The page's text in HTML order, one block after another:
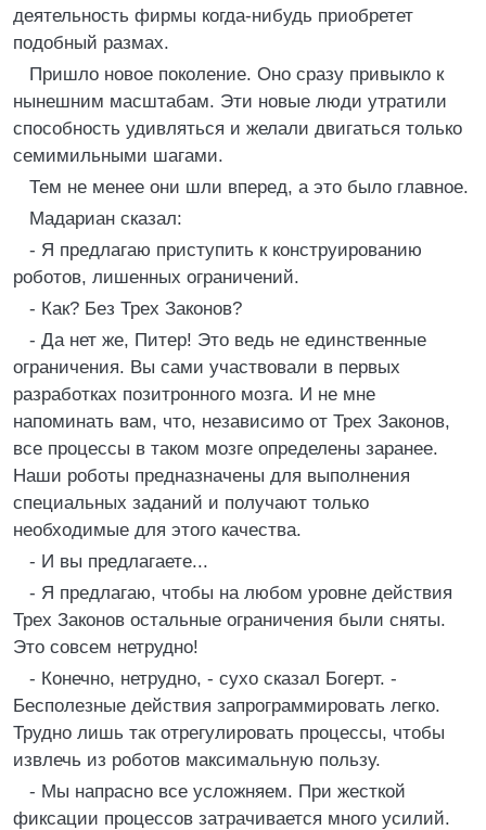
деятельность фирмы когда-нибудь приобретет
подобный размах.
Пришло новое поколение. Оно сразу привыкло к
нынешним масштабам. Эти новые люди утратили
способность удивляться и желали двигаться только
семимильными шагами.
Тем не менее они шли вперед, а это было главное.
Мадариан сказал:
- Я предлагаю приступить к конструированию
роботов, лишенных ограничений.
- Как? Без Трех Законов?
- Да нет же, Питер! Это ведь не единственные
ограничения. Вы сами участвовали в первых
разработках позитронного мозга. И не мне
напоминать вам, что, независимо от Трех Законов,
все процессы в таком мозге определены заранее.
Наши роботы предназначены для выполнения
специальных заданий и получают только
необходимые для этого качества.
- И вы предлагаете...
- Я предлагаю, чтобы на любом уровне действия
Трех Законов остальные ограничения были сняты.
Это совсем нетрудно!
- Конечно, нетрудно, - сухо сказал Богерт. -
Бесполезные действия запрограммировать легко.
Трудно лишь так отрегулировать процессы, чтобы
извлечь из роботов максимальную пользу.
- Мы напрасно все усложняем. При жесткой
фиксации процессов затрачивается много усилий.